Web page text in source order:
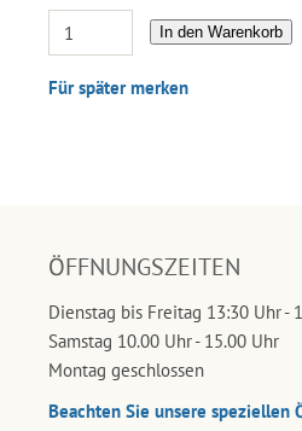
In den Warenkorb
Für später merken
ÖFFNUNGSZEITEN
Dienstag bis Freitag 13:30 Uhr -
Samstag 10.00 Uhr - 15.00 Uhr
Montag geschlossen
Beachten Sie unsere speziellen